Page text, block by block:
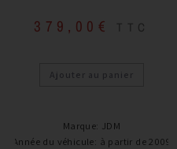
379,00 € TTC
Ajouter au panier
Marque: JDM
Année du véhicule: à partir de 2009